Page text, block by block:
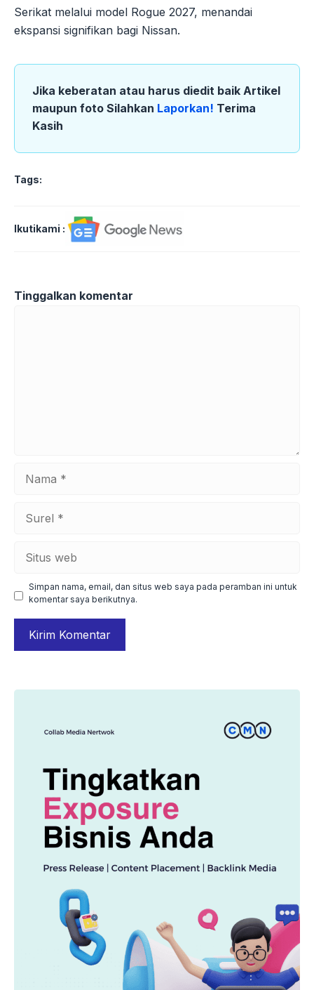
Serikat melalui model Rogue 2027, menandai
ekspansi signifikan bagi Nissan.
Jika keberatan atau harus diedit baik Artikel
maupun foto Silahkan Laporkan! Terima
Kasih
Tags:
Ikutikami :
Tinggalkan komentar
Simpan nama, email, dan situs web saya pada peramban ini untuk
komentar saya berikutnya.